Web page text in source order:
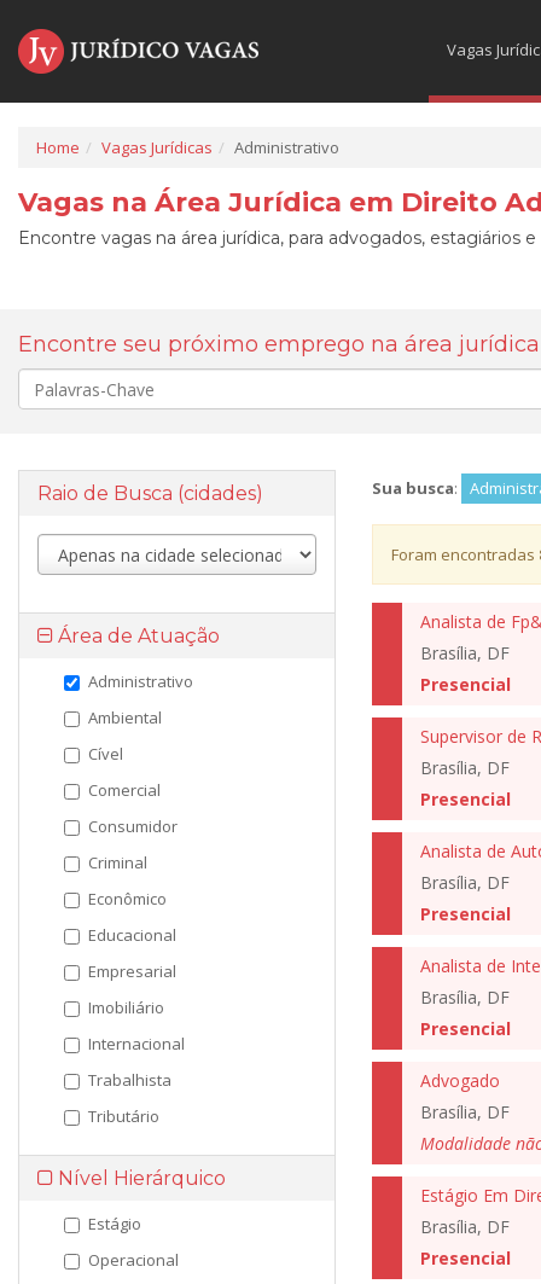
Vagas
Home Vagas Jurídicas Administrativo
Vagas na Área Jurídica em Direito
Encontre vagas na área jurídica, para advogados, estagiários
Encontre seu próximo emprego na área jurídica
Palavra-
chave
Raio de Busca (cidades)
Área de Atuação
Administrativo
Ambiental
Cível
Comercial
Consumidor
Criminal
Econômico
Educacional
Empresarial
Imobiliário
Internacional
Trabalhista
Tributário
Nível Hierárquico
Estágio
Operacional
Sua busca:
Foram encontradas
Brasília, DF
Presencial
Supervisor de
Brasília, DF
Presencial
Brasília, DF
Presencial
Brasília, DF
Presencial
Advogado
Brasília, DF
Modalidade
Estágio Em
Brasília, DF
Presencial